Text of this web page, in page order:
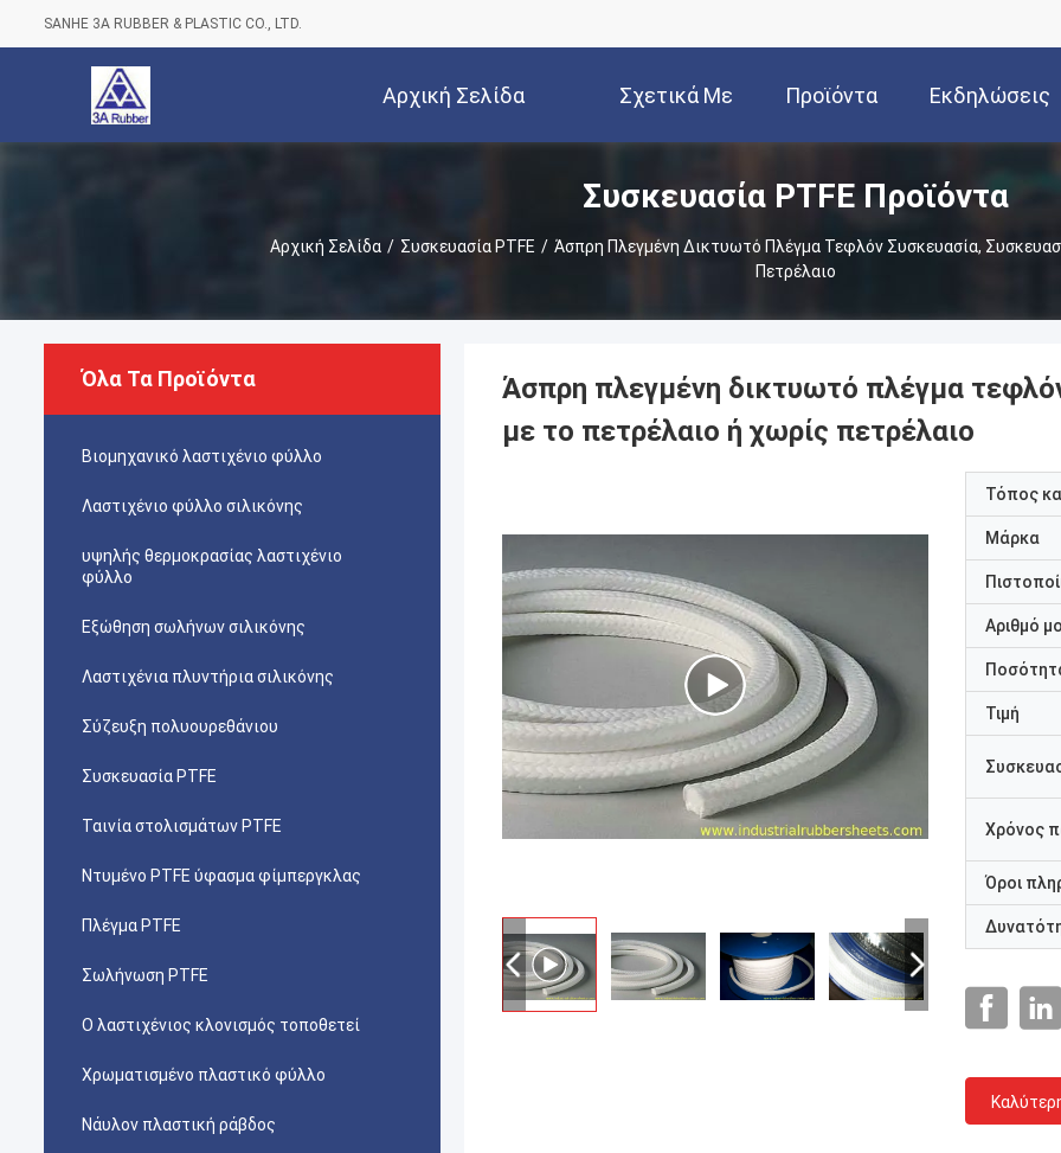
SANHE 3A RUBBER & PLASTIC CO., LTD.
Αρχική Σελίδα Σχετικά Με
Εμάς
Προϊόντα Εκδηλώσεις
Συσκευασία PTFE Προϊόντα
Αρχική Σελίδα / Συσκευασία PTFE / Άσπρη Πλεγμένη Δικτυωτό Πλέγμα Τεφλόν Συσκευασία,
Πετρέλαιο
Όλα Τα Προϊόντα
Βιομηχανικό λαστιχένιο φύλλο
Λαστιχένιο φύλλο σιλικόνης
υψηλής θερμοκρασίας λαστιχένιο
φύλλο
Εξώθηση σωλήνων σιλικόνης
Λαστιχένια πλυντήρια σιλικόνης
Σύζευξη πολυουρεθάνιου
Συσκευασία PTFE
Ταινία στολισμάτων PTFE
Ντυμένο PTFE ύφασμα φίμπεργκλας
Πλέγμα PTFE
Σωλήνωση PTFE
Ο λαστιχένιος κλονισμός τοποθετεί
Χρωματισμένο πλαστικό φύλλο
Νάυλον πλαστική ράβδος
Άσπρη πλεγμένη δικτυωτό πλέγμα
με το πετρέλαιο ή χωρίς πετρέλαιο
Τόπος
Μάρκα
Αριθμό
Τιμή
Χρόνος
Όροι